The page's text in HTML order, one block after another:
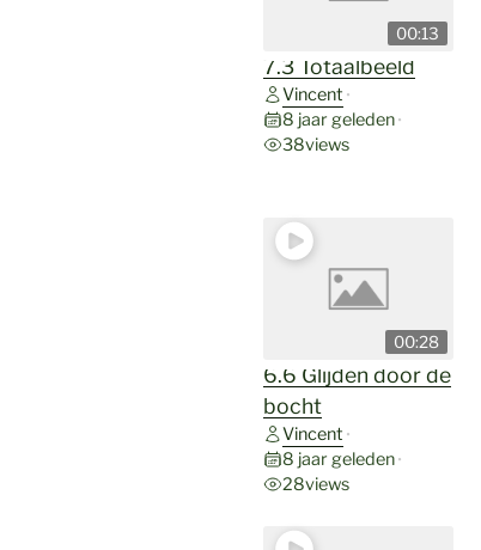
00:13
7.3 Totaalbeeld
Vincent •
8 jaar geleden•
38views
00:28
6.6 Glijden door de
bocht
Vincent •
8 jaar geleden•
28views